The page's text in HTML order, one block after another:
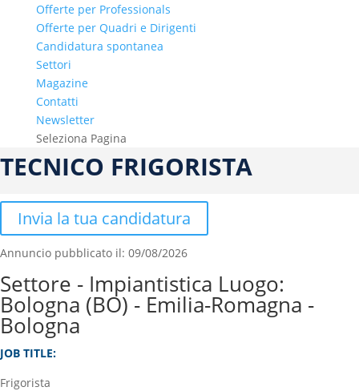
Offerte per Professionals
Offerte per Quadri e Dirigenti
Candidatura spontanea
Settori
Magazine
Contatti
Newsletter
Seleziona Pagina
TECNICO FRIGORISTA
Invia la tua candidatura
Annuncio pubblicato il: 09/08/2026
Settore - Impiantistica Luogo:
Bologna (BO) - Emilia-Romagna -
Bologna
JOB TITLE:
Frigorista